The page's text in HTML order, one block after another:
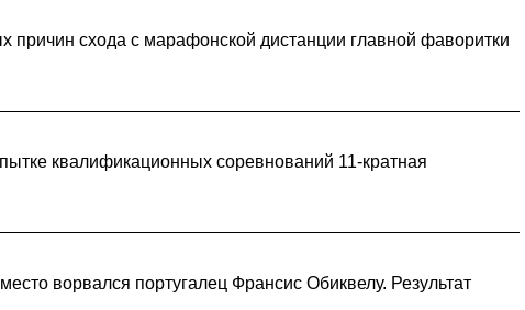
причин схода с марафонской дистанции главной фаворитки
квалификационных соревнований 11-кратная
ворвался португалец Франсис Обиквелу. Результат